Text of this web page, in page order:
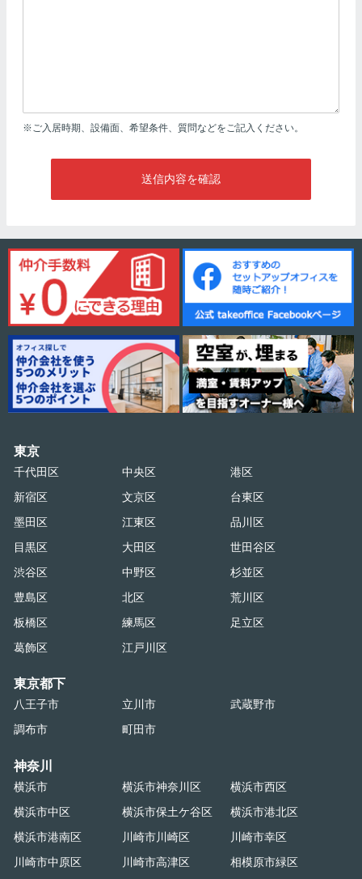
※ご入居時期、設備面、希望条件、質問などをご記入ください。
送信内容を確認
東京
千代田区 中央区
港区
新宿区
文京区
台東区
墨田区
江東区
品川区
目黒区
大田区
世田谷区
渋谷区
中野区
杉並区
豊島区
北区
荒川区
板橋区
練馬区
足立区
葛飾区
江戸川区
東京都下
八王子市 立川市
武蔵野市
調布市
町田市
神奈川
横浜市 横浜市神奈川区
横浜市西区
横浜市中区
横浜市保土ケ谷区
横浜市港北区
横浜市港南区
川崎市川崎区
川崎市幸区
川崎市中原区
川崎市高津区
相模原市緑区